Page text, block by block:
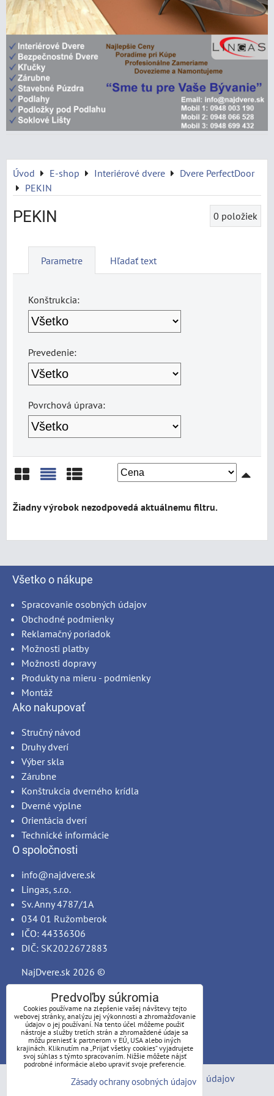
Úvod E-shop Interiérové dvere
Dvere PerfectDoor
PEKIN
PEKIN 0 položiek
Parametre Hľadať text
Konštrukcia:
Prevedenie:
Povrchová úprava:
Mriežka
Všetko o nákupe
Spracovanie osobných údajov
Obchodné podmienky
Reklamačný poriadok
Možnosti platby
Možnosti dopravy
Produkty na mieru - podmienky
Montáž
Ako nakupovať
Stručný návod
Druhy dverí
Výber skla
Zárubne
Konštrukcia dverného krídla
Dverné výplne
Orientácia dverí
Technické informácie
O spoločnosti
info@najdvere.sk
Lingas, s.r.o.
Sv. Anny 4787/1A
034 01 Ružomberok
IČO: 44336306
DIČ: SK2022672883
NajDvere.sk 2026 ©
Predvoľby súkromia
Zásady ochrany osobných údajov
Predvoľby súkromia
Cookies používame na zlepšenie vašej návštevy tejto
webovej stránky, analýzu jej výkonnosti a zhromažďovanie
údajov o jej používaní. Na tento účel môžeme použiť
nástroje a služby tretích strán a zhromaždené údaje sa
môžu preniesť k partnerom v EÚ, USA alebo iných
krajinách. Kliknutím na „Prijať všetky cookies“ vyjadrujete
svoj súhlas s týmto spracovaním. Nižšie môžete nájsť
podrobné informácie alebo upraviť svoje preferencie.
Zásady ochrany osobných údajov